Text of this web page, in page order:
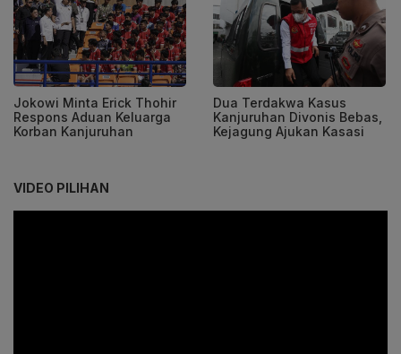
Jokowi Minta Erick Thohir
Respons Aduan Keluarga
Korban Kanjuruhan
Dua Terdakwa Kasus
Kanjuruhan Divonis Bebas,
Kejagung Ajukan Kasasi
VIDEO PILIHAN